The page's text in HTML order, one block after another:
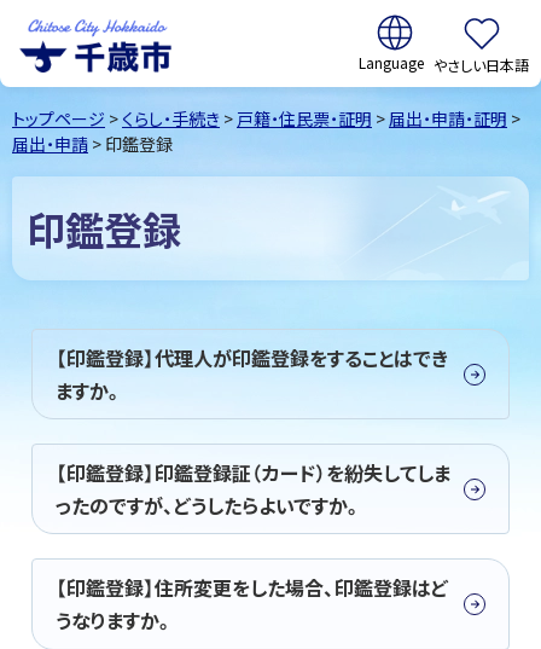
千歳市Chitose
City Hokkaido
翻訳:
やさしい日本語
トップページ > くらし・手続き > 戸籍・住民票・証明 >届出・申請・証明 >
届出・申請 > 印鑑登録
印鑑登録
【印鑑登録】代理人が印鑑登録をすることはでき
ますか。
【印鑑登録】印鑑登録証（カード）を紛失してしま
ったのですが、どうしたらよいですか。
【印鑑登録】住所変更をした場合、印鑑登録はど
うなりますか。